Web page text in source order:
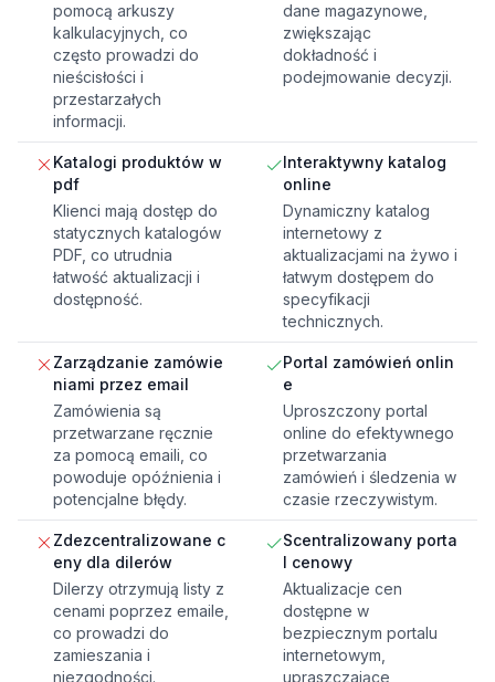
pomocą arkuszy
kalkulacyjnych, co
często prowadzi do
nieścisłości i
przestarzałych
informacji.
dane magazynowe,
zwiększając
dokładność i
podejmowanie decyzji.
Katalogi produktów w
pdf
Klienci mają dostęp do
statycznych katalogów
PDF, co utrudnia
łatwość aktualizacji i
dostępność.
Interaktywny katalog
online
Dynamiczny katalog
internetowy z
aktualizacjami na żywo i
łatwym dostępem do
specyfikacji
technicznych.
Zarządzanie zamówie
niami przez email
Zamówienia są
przetwarzane ręcznie
za pomocą emaili, co
powoduje opóźnienia i
potencjalne błędy.
Portal zamówień onlin
e
Uproszczony portal
online do efektywnego
przetwarzania
zamówień i śledzenia w
czasie rzeczywistym.
Zdezcentralizowane c
eny dla dilerów
Dilerzy otrzymują listy z
cenami poprzez emaile,
co prowadzi do
zamieszania i
niezgodności.
Scentralizowany porta
l cenowy
Aktualizacje cen
dostępne w
bezpiecznym portalu
internetowym,
upraszczające